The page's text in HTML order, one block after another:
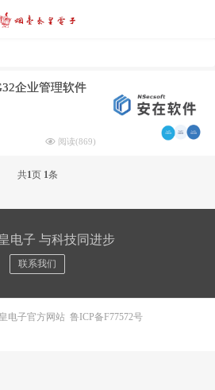
企业管理软件
阅读(869)
共1页 1条
电子 与科技同进步
联系我们
电子官方网站 鲁ICP备F77572号